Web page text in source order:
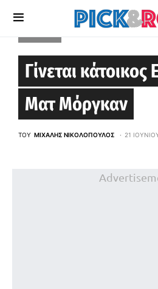
Γίνεται
Ματ Μόργκαν
ΤΟΥ ΜΙΧΆΛΗΣ ΝΙΚΟΛΌΠΟΥΛΟΣ 21